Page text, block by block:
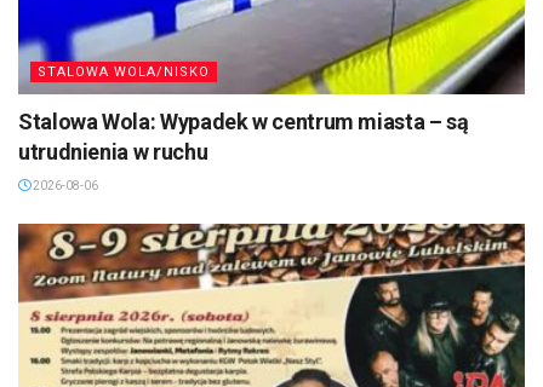
STALOWA WOLA/NISKO
Stalowa Wola: Wypadek w centrum miasta – są
utrudnienia w ruchu
2026-08-06